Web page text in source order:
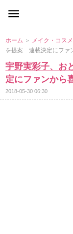
ホーム ＞ メイク・コス
を提案 連載決定にファ
宇野実彩子、お
定にファンから
2018-05-30 06:30